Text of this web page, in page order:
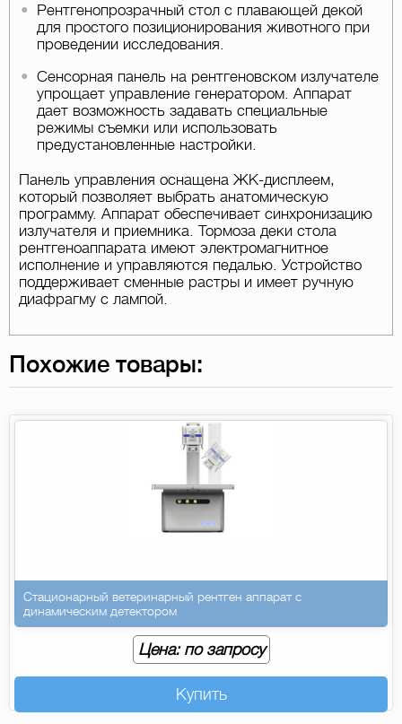
Рентгенопрозрачный стол с плавающей декой
для простого позиционирования животного при
проведении исследования.
Сенсорная панель на рентгеновском излучателе
упрощает управление генератором. Аппарат
дает возможность задавать специальные
режимы съемки или использовать
предустановленные настройки.
Панель управления оснащена ЖК-дисплеем,
который позволяет выбрать анатомическую
программу. Аппарат обеспечивает синхронизацию
излучателя и приемника. Тормоза деки стола
рентгеноаппарата имеют электромагнитное
исполнение и управляются педалью. Устройство
поддерживает сменные растры и имеет ручную
диафрагму с лампой.
Похожие товары:
Стационарный ветеринарный рентген аппарат с
динамическим детектором
Цена: по запросу
Купить